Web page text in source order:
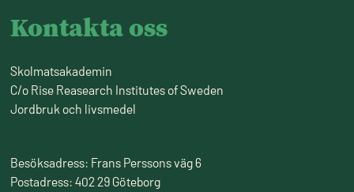
Kontakta oss
Skolmatsakademin
C/o Rise Reasearch Institutes of Sweden
Jordbruk och livsmedel
Besöksadress: Frans Perssons väg 6
Postadress: 402 29 Göteborg